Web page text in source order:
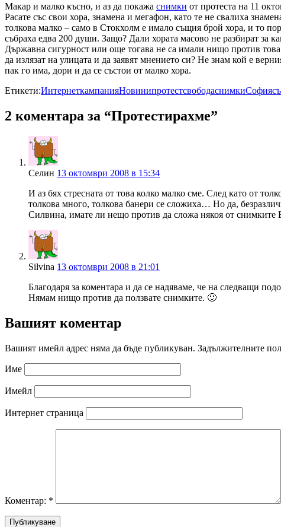
Макар и малко късно, и аз да покажа снимки от протеста на 11
Расате със свои хора, знамена и мегафон, като те не свалиха
толкова малко – само в Стокхолм е имало същия брой хора, и то
събраха едва 200 души. Защо? Дали хората масово не разбират за
Държавна сигурност или още тогава не са имали нищо против
да излязат на улицата и да заявят мнението си? Не знам кой е
пак го има, дори и да се състои от малко хора.
Етикети:ИнтернеткампанияНовинипротестсвободаснимкиСофия
2 коментара за “Протестирахме”
Селин 13 октомври 2008 в 15:34
И аз бях стресната от това колко малко сме. След като от
толкова много, толкова банери се сложиха… Но да,
Силвина, имате ли нещо против да сложа някоя от снимките
Silvina 13 октомври 2008 в 21:01
Благодаря за коментара и да се надяваме, че на следващи
Нямам нищо против да ползвате снимките. 🙂
Вашият коментар
Вашият имейл адрес няма да бъде публикуван. Задължителните
Име
Имейл
Интернет страница
Коментар: *